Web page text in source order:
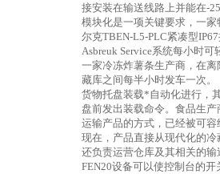
接安装在输送线路上并能在-
模块化是一项关键要求，一
尔克TBEN-L5-PLC紧凑型IP67
Asbreuk Service系统每小时可
一家冷冻炸薯条生产商，在
藏库之间每半小时发车一次。
货物托盘装载*自动化进行，
盘前发出装载命令。食品生
运输产品的方式，已经被可容
现在，产品直接从现代化的
还负责运营仓库及其相关的
FEN20设备可以使控制台的开